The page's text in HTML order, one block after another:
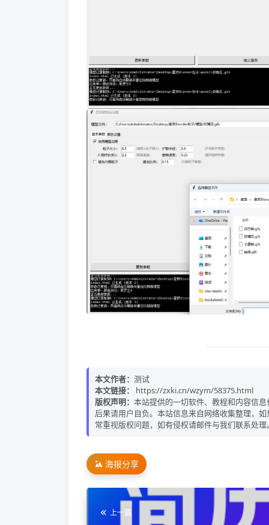
本文作者： 测试
本文链接：
https://zxki.cn/wzym/58375.html
版权声明： 本站提供的一切软件、教程和内容信
后果请用户自负。本站信息来自网络收集整理，
常重视版权问题，如有侵权请邮件与我们联系处
海报分享
上一篇